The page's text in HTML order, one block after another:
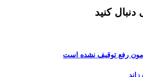
کنید
رفع توقیف نشده است